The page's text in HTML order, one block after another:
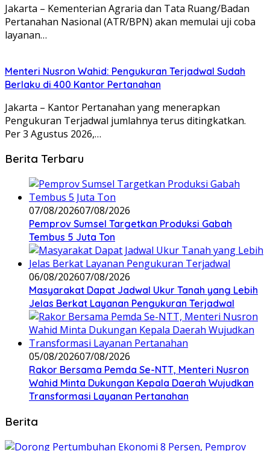
Jakarta – Kementerian Agraria dan Tata Ruang/Badan
Pertanahan Nasional (ATR/BPN) akan memulai uji coba
layanan…
Menteri Nusron Wahid: Pengukuran Terjadwal Sudah
Berlaku di 400 Kantor Pertanahan
Jakarta – Kantor Pertanahan yang menerapkan
Pengukuran Terjadwal jumlahnya terus ditingkatkan.
Per 3 Agustus 2026,…
Berita Terbaru
07/08/202607/08/2026
Pemprov Sumsel Targetkan Produksi Gabah
Tembus 5 Juta Ton
06/08/202607/08/2026
Masyarakat Dapat Jadwal Ukur Tanah yang Lebih
Jelas Berkat Layanan Pengukuran Terjadwal
05/08/202607/08/2026
Rakor Bersama Pemda Se-NTT, Menteri Nusron
Wahid Minta Dukungan Kepala Daerah Wujudkan
Transformasi Layanan Pertanahan
Berita